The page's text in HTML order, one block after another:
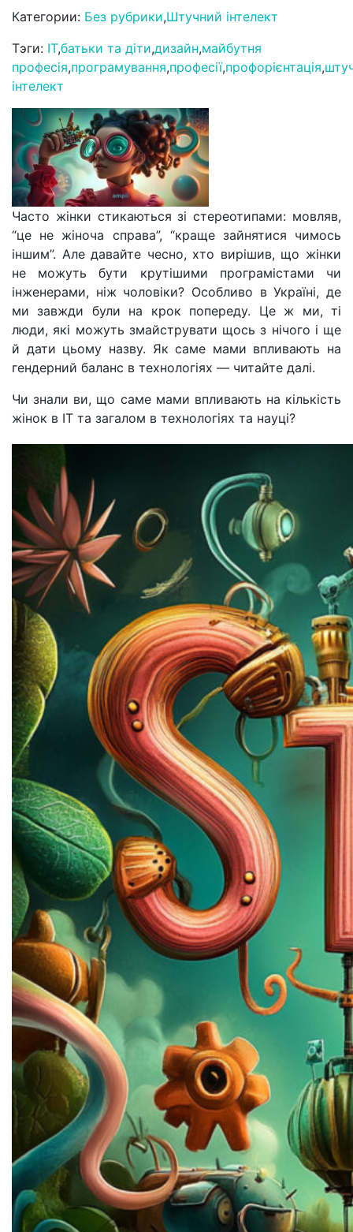
Категории: Без рубрики,Штучний інтелект
Тэги: IT,батьки та діти,дизайн,майбутня
професія,програмування,професії,профорієнтація,
інтелект
Часто жінки стикаються зі стереотипами: мовляв,
“це не жіноча справа”, “краще зайнятися чимось
іншим”. Але давайте чесно, хто вирішив, що жінки
не можуть бути крутішими програмістами чи
інженерами, ніж чоловіки? Особливо в Україні, де
ми завжди були на крок попереду. Це ж ми, ті
люди, які можуть змайструвати щось з нічого і ще
й дати цьому назву. Як саме мами впливають на
гендерний баланс в технологіях — читайте далі.
Чи знали ви, що саме мами впливають на кількість
жінок в IT та загалом в технологіях та науці?